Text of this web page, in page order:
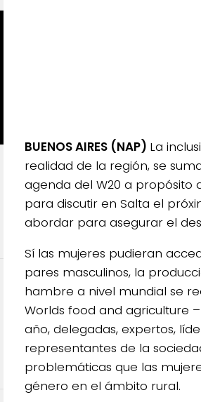
BUENOS AIRES (NAP) La
realidad de la región, se
agenda del W20 a propósito
para discutir en Salta el
abordar para asegurar el
Sí las mujeres pudieran
pares masculinos, la
hambre a nivel mundial se
Worlds food and agriculture –
año, delegadas, expertos,
representantes de la
problemáticas que las
género en el ámbito rural.